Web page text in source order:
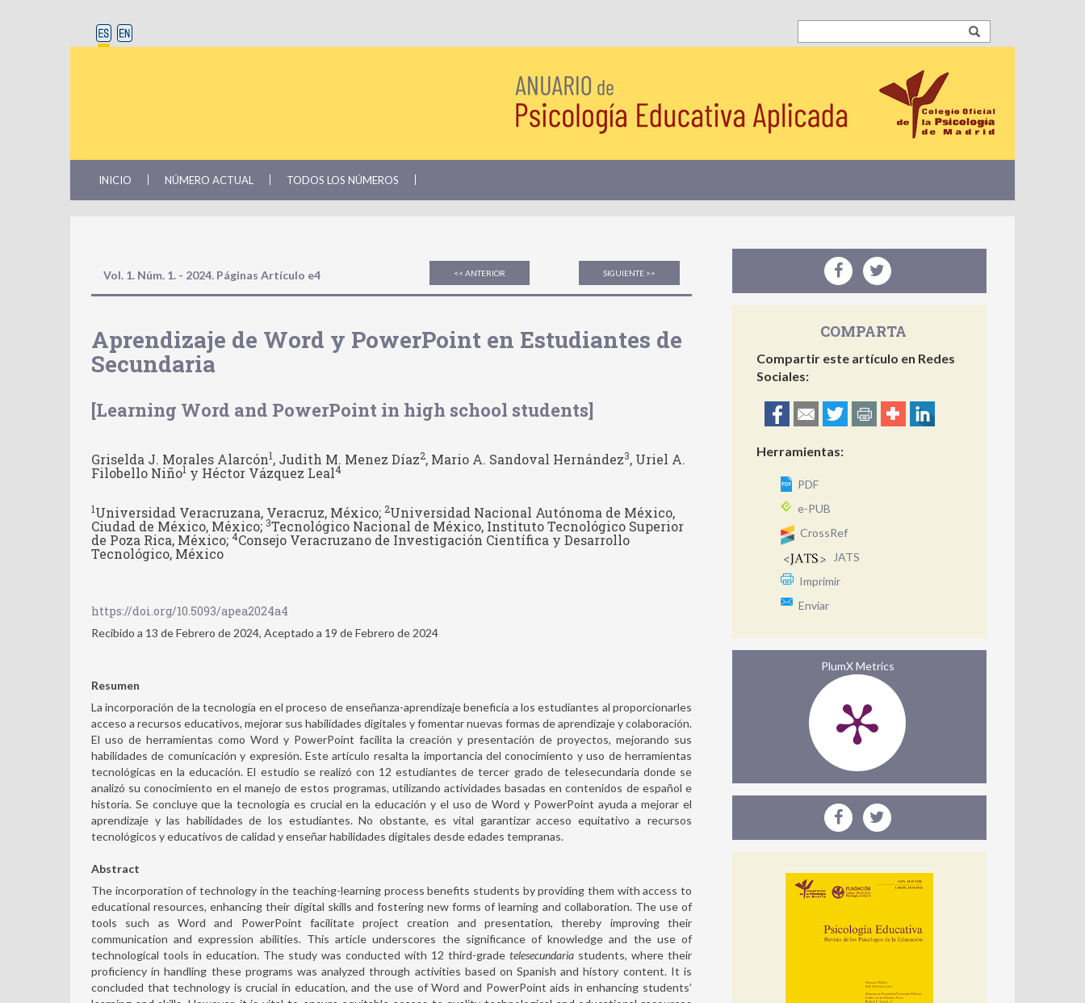
INICIO NÚMERO ACTUAL TODOS LOS NÚMEROS
Vol. 1. Núm. 1. - 2024. Páginas Artículo e4 << ANTERIOR SIGUIENTE >>
Aprendizaje de Word y PowerPoint en Estudiantes de
Secundaria
[Learning Word and PowerPoint in high school students]
Griselda J. Morales Alarcón1, Judith M. Menez Díaz2, Mario A. Sandoval Hernández3, Uriel A.
Filobello Niño1 y Héctor Vázquez Leal4
1Universidad Veracruzana, Veracruz, México; 2Universidad Nacional Autónoma de México,
Ciudad de México, México; 3Tecnológico Nacional de México, Instituto Tecnológico Superior
de Poza Rica, México; 4Consejo Veracruzano de Investigación Científica y Desarrollo
Tecnológico, México
https://doi.org/10.5093/apea2024a4
Recibido a 13 de Febrero de 2024, Aceptado a 19 de Febrero de 2024
Resumen
La incorporación de la tecnología en el proceso de enseñanza-aprendizaje beneficia a los estudiantes al proporcionarles
acceso a recursos educativos, mejorar sus habilidades digitales y fomentar nuevas formas de aprendizaje y colaboración.
El uso de herramientas como Word y PowerPoint facilita la creación y presentación de proyectos, mejorando sus
habilidades de comunicación y expresión. Este artículo resalta la importancia del conocimiento y uso de herramientas
tecnológicas en la educación. El estudio se realizó con 12 estudiantes de tercer grado de telesecundaria donde se
analizó su conocimiento en el manejo de estos programas, utilizando actividades basadas en contenidos de español e
historia. Se concluye que la tecnología es crucial en la educación y el uso de Word y PowerPoint ayuda a mejorar el
aprendizaje y las habilidades de los estudiantes. No obstante, es vital garantizar acceso equitativo a recursos
tecnológicos y educativos de calidad y enseñar habilidades digitales desde edades tempranas.
Abstract
The incorporation of technology in the teaching-learning process benefits students by providing them with access to
educational resources, enhancing their digital skills and fostering new forms of learning and collaboration. The use of
tools such as Word and PowerPoint facilitate project creation and presentation, thereby improving their
communication and expression abilities. This article underscores the significance of knowledge and the use of
technological tools in education. The study was conducted with 12 third-grade telesecundaria students, where their
proficiency in handling these programs was analyzed through activities based on Spanish and history content. It is
concluded that technology is crucial in education, and the use of Word and PowerPoint aids in enhancing students’
COMPARTA
Compartir este artículo en Redes
Sociales:
Herramientas:
PDF
e-PUB
CrossRef
JATS
Imprimir
Enviar
PlumX Metrics